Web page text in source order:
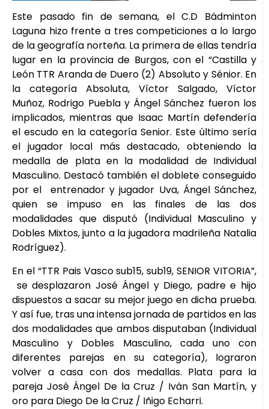
Este pasado fin de semana, el C.D Bádminton
Laguna hizo frente a tres competiciones a lo largo
de la geografía norteña. La primera de ellas tendría
lugar en la provincia de Burgos, con el “Castilla y
León TTR Aranda de Duero (2) Absoluto y Sénior. En
la categoría Absoluta, Víctor Salgado, Víctor
Muñoz, Rodrigo Puebla y Ángel Sánchez fueron los
implicados, mientras que Isaac Martín defendería
el escudo en la categoría Senior. Este último sería
el jugador local más destacado, obteniendo la
medalla de plata en la modalidad de Individual
Masculino. Destacó también el doblete conseguido
por el entrenador y jugador Uva, Ángel Sánchez,
quien se impuso en las finales de las dos
modalidades que disputó (Individual Masculino y
Dobles Mixtos, junto a la jugadora madrileña Natalia
Rodríguez).
En el “TTR Pais Vasco sub15, sub19, SENIOR VITORIA”,
se desplazaron José Ángel y Diego, padre e hijo
dispuestos a sacar su mejor juego en dicha prueba.
Y así fue, tras una intensa jornada de partidos en las
dos modalidades que ambos disputaban (Individual
Masculino y Dobles Masculino, cada uno con
diferentes parejas en su categoría), lograron
volver a casa con dos medallas. Plata para la
pareja José Ángel De la Cruz / Iván San Martín, y
oro para Diego De la Cruz / Iñigo Echarri.